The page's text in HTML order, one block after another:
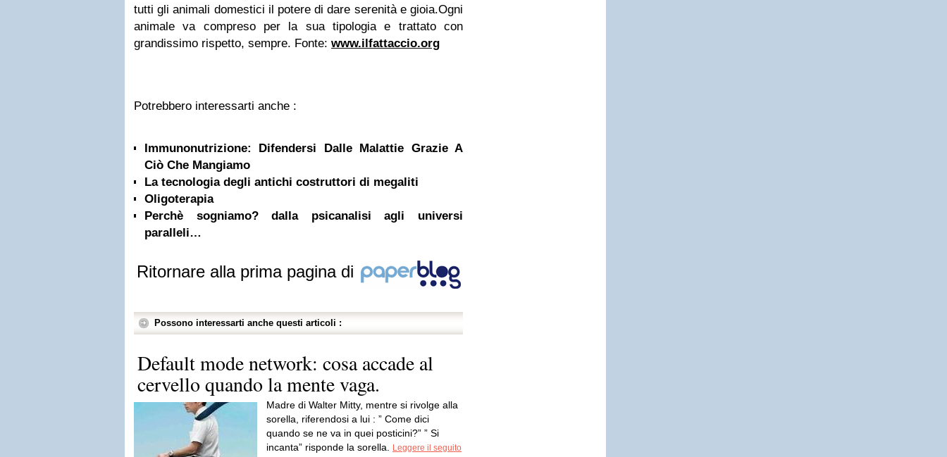
tutti gli animali domestici il potere di dare serenità e gioia.Ogni
animale va compreso per la sua tipologia e trattato con
grandissimo rispetto, sempre. Fonte: www.ilfattaccio.org
Potrebbero interessarti anche :
Immunonutrizione: Difendersi Dalle Malattie Grazie A
Ciò Che Mangiamo
La tecnologia degli antichi costruttori di megaliti
Oligoterapia
Perchè sogniamo? dalla psicanalisi agli universi
paralleli…
Ritornare alla prima pagina di
Possono interessarti anche questi articoli :
Default mode network: cosa accade al
cervello quando la mente vaga.
Madre di Walter Mitty, mentre si rivolge alla
sorella, riferendosi a lui : ” Come dici
quando se ne va in quei posticini?” ” Si
incanta” risponde la sorella.
Leggere il seguito